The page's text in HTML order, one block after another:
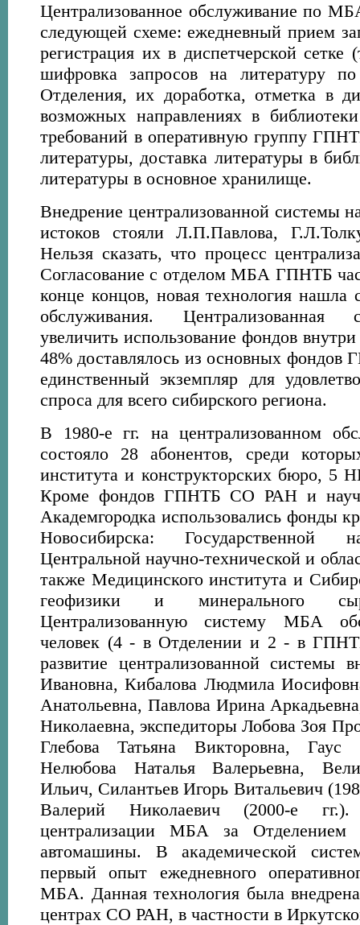
Централизованное обслуживание по
следующей схеме: ежедневный прием
регистрация их в диспетчерской сетке
шифровка запросов на литературу
Отделения, их доработка, отметка в
возможных направлениях в
требований в оперативную группу
литературы, доставка литературы в
литературы в основное хранилище.
Внедрение централизованной системы
истоков стояли Л.П.Павлова,
Нельзя сказать, что процесс
Согласование с отделом МБА ГПНТБ
конце концов, новая технология нашла
обслуживания. Централизованная
увеличить использование фондов
48% доставлялось из основных фондов
единственный экземпляр для
спроса для всего сибирского региона.
В 1980-е гг. на централизованном
состояло 28 абонентов, среди
института и конструкторских бюро, 5
Кроме фондов ГПНТБ СО РАН и
Академгородка использовались фонды
Новосибирска: Государственной
Центральной научно-технической и
также Медицинского института и
геофизики и минерального
Централизованную систему МБА
человек (4 - в Отделении и 2 - в
развитие централизованной системы
Ивановна, Кибалова Людмила
Анатольевна, Павлова Ирина
Николаевна, экспедиторы Лобова Зоя
Глебова Татьяна Викторовна, Гаус
Нелюбова Наталья Валерьевна,
Ильич, Силантьев Игорь Витальевич
Валерий Николаевич (2000-е
централизации МБА за Отделением
автомашины. В академической
первый опыт ежедневного
МБА. Данная технология была
центрах СО РАН, в частности в